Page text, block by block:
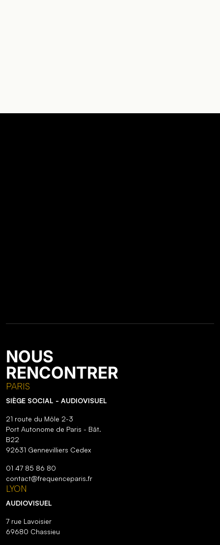
NOUS
RENCONTRER
PARIS
SIÈGE SOCIAL - AUDIOVISUEL
21 route du Môle 2-3
Port Autonome de Paris - Bât.
B22
92631 Gennevilliers Cedex
01 47 85 86 80
contact@frequenceparis.fr
LYON
AUDIOVISUEL
7 rue Lavoisier
69680 Chassieu